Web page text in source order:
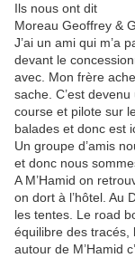
Ils nous ont dit
Moreau Geoffrey &
J’ai un ami qui m’a
devant le
avec. Mon frère
sache. C’est
course et pilote sur
balades et donc est
Un groupe d’amis
et donc nous
A M’Hamid on
on dort à l’hôtel. Au
les tentes. Le road
équilibre des
autour de M’Hamid